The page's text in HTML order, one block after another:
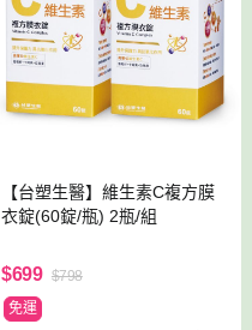
【台塑生醫】維生素C複方膜
衣錠(60錠/瓶) 2瓶/組
$699 $798
免運